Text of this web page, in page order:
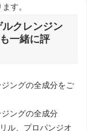
す。
クレンジン
一緒に評
ングの全成分をご
ングの全成分
ル、プロパンジオ